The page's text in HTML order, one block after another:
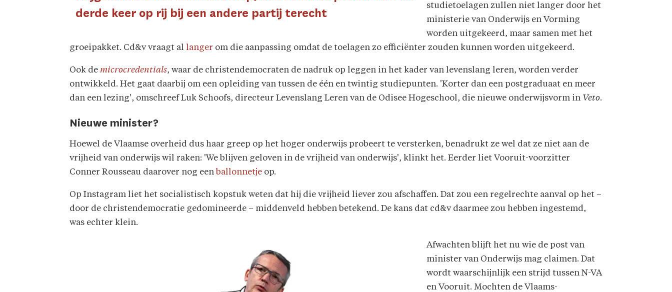
derde keer op rij bij een andere partij terecht
studietoelagen zullen niet langer door het
ministerie van Onderwijs en Vorming
worden uitgekeerd, maar samen met het
groeipakket. Cd&v vraagt allanger om die aanpassing omdat de toelagen zo efficiënter zouden kunnen worden uitgekeerd.
Ook demicrocredentials, waar de christendemocraten de nadruk op leggen in het kader van levenslang leren, worden verder
ontwikkeld. Het gaat daarbij om een opleiding van tussen de één en twintig studiepunten. 'Korter dan een postgraduaat en meer
dan een lezing', omschreef Luk Schoofs, directeur Levenslang Leren van de Odisee Hogeschool, die nieuwe onderwijsvorm in Veto.
Nieuwe minister?
Hoewel de Vlaamse overheid dus haar greep op het hoger onderwijs probeert te versterken, benadrukt ze wel dat ze niet aan de
vrijheid van onderwijs wil raken: 'We blijven geloven in de vrijheid van onderwijs', klinkt het. Eerder liet Vooruit-voorzitter
Conner Rousseau daarover nog een ballonnetje op.
Op Instagram liet het socialistisch kopstuk weten dat hij die vrijheid liever zou afschaffen. Dat zou een regelrechte aanval op het –
door de christendemocratie gedomineerde – middenveld hebben betekend. De kans dat cd&v daarmee zou hebben ingestemd,
was echter klein.
Afwachten blijft het nu wie de post van
minister van Onderwijs mag claimen. Dat
wordt waarschijnlijk een strijd tussen N-VA
en Vooruit. Mochten de Vlaams-